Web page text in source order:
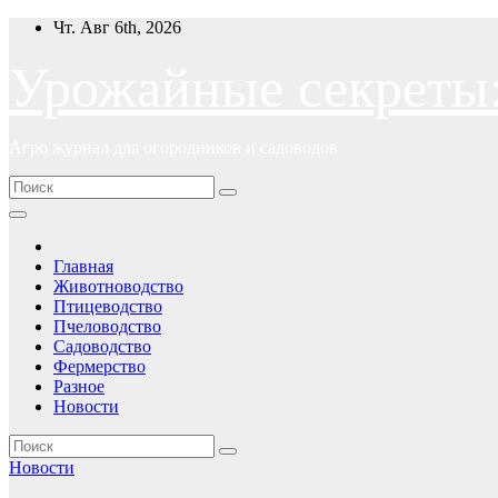
ПерейтиЧт. Авг 6th, 2026
Главная
Животноводство
Птицеводство
Пчеловодство
Садоводство
Фермерство
Разное
Новости
Новости